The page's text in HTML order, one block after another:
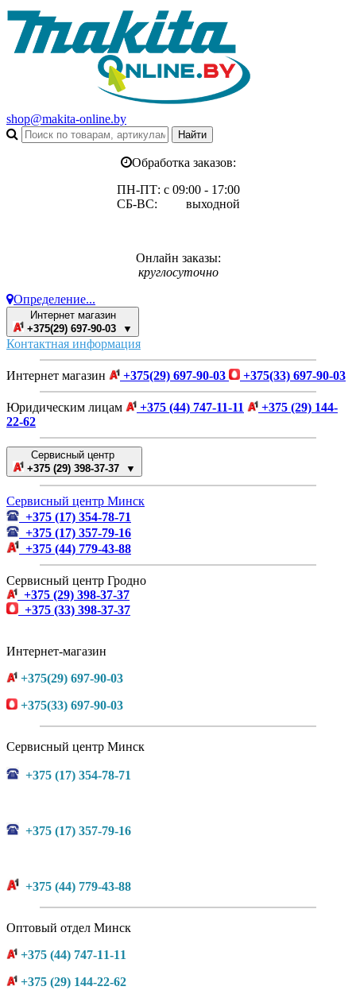
shop@makita-online.by
Обработка заказов:
ПН-ПТ: с 09:00 - 17:00
СБ-ВС: выходной
Онлайн заказы:
круглосуточно
Определение...
Интернет магазин
+375(29) 697-90-03 ▼
Контактная информация
Интернет магазин +375(29) 697-90-03 +375(33) 697-90-03
Юридическим лицам +375 (44) 747-11-11
+375 (29) 144-
22-62
Сервисный центр
+375 (29) 398-37-37 ▼
Сервисный центр Минск
+375 (17) 354-78-71
+375 (17) 357-79-16
+375 (44) 779-43-88
Сервисный центр Гродно
+375 (29) 398-37-37
+375 (33) 398-37-37
Интернет-магазин
+375(29) 697-90-03
+375(33) 697-90-03
Сервисный центр Минск
+375 (17) 354-78-71
+375 (17) 357-79-16
+375 (44) 779-43-88
Оптовый отдел Минск
+375 (44) 747-11-11
+375 (29) 144-22-62